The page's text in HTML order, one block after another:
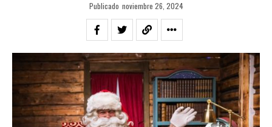
Publicado noviembre 26, 2024